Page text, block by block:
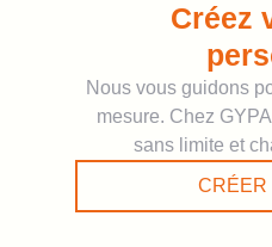
Créez
Nous vous guidons
mesure. Chez
sans limite et
CRÉER